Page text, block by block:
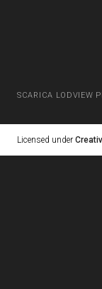
SCARICA LODVIEW
Licensed under